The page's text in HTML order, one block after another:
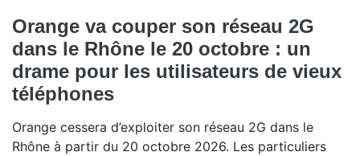
Orange va couper son réseau 2G
dans le Rhône le 20 octobre : un
drame pour les utilisateurs de vieux
téléphones
Orange cessera d’exploiter son réseau 2G dans le
Rhône à partir du 20 octobre 2026. Les particuliers